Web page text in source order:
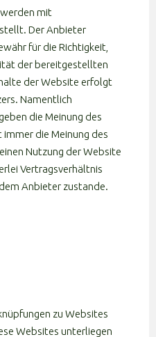
mit
Der Anbieter
für die Richtigkeit,
der bereitgestellten
der Website erfolgt
Namentlich
die Meinung des
die Meinung des
Nutzung der Website
Vertragsverhältnis
Anbieter zustande.
zu Websites
Websites unterliegen